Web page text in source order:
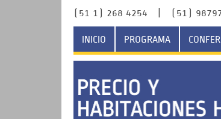
(51 1) 268 4254 | (51)
INICIO PROGRAMA